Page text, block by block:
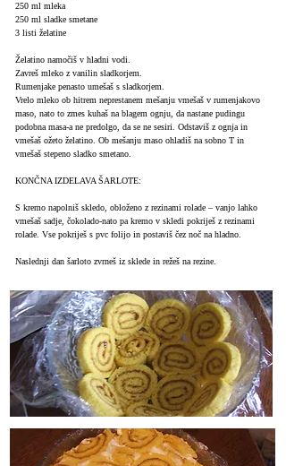
250 ml mleka
250 ml sladke smetane
3 listi želatine
Želatino namočiš v hladni vodi.
Zavreš mleko z vanilin sladkorjem.
Rumenjake penasto umešaš s sladkorjem.
Vrelo mleko ob hitrem neprestanem mešanju vmešaš v rumenjakovo
maso, nato to zmes kuhaš na blagem ognju, da nastane pudingu
podobna masa-a ne predolgo, da se ne sesiri. Odstaviš z ognja in
vmešaš ožeto želatino. Ob mešanju maso ohladiš na sobno T in
vmešaš stepeno sladko smetano.
KONČNA IZDELAVA ŠARLOTE:
S kremo napolniš skledo, obloženo z rezinami rolade – vanjo lahko
vmešaš sadje, čokolado-nato pa kremo v skledi pokriješ z rezinami
rolade. Vse pokriješ s pvc folijo in postaviš čez noč na hladno.
Naslednji dan šarloto zvrneš iz sklede in režeš na rezine.